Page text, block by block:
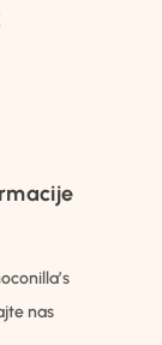
nas